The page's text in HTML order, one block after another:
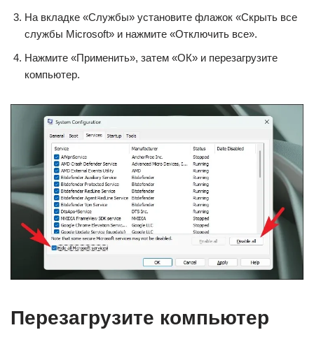
На вкладке «Службы» установите флажок «Скрыть все
службы Microsoft» и нажмите «Отключить все».
Нажмите «Применить», затем «ОК» и перезагрузите
компьютер.
Перезагрузите компьютер